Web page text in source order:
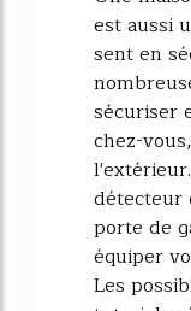
est aussi
sent en
sécuriser
chez-
détecteur
porte de
équiper
Les